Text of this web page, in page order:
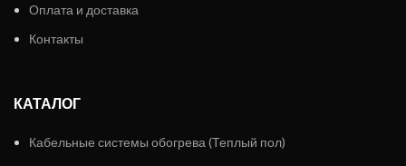
Оплата и доставка
Контакты
КАТАЛОГ
Кабельные системы обогрева (Теплый пол)